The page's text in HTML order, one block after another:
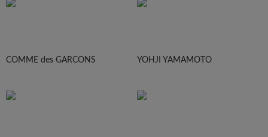
COMME des GARCONS YOHJI YAMAMOTO